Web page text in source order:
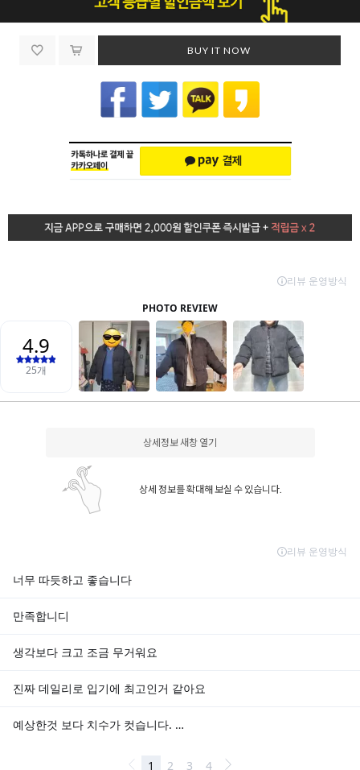
BUY IT NOW
상세정보 새창 열기
상세 정보를 확대해 보실 수 있습니다.